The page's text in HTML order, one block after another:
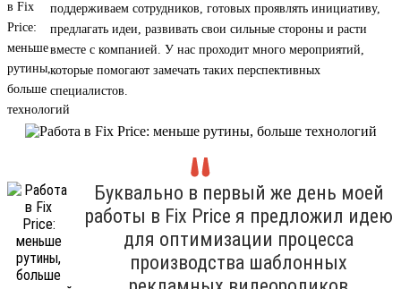
поддерживаем сотрудников, готовых проявлять инициативу,
предлагать идеи, развивать свои сильные стороны и расти
вместе с компанией. У нас проходит много мероприятий,
которые помогают замечать таких перспективных
специалистов.
Буквально в первый же день моей
работы в Fix Price я предложил идею
для оптимизации процесса
производства шаблонных